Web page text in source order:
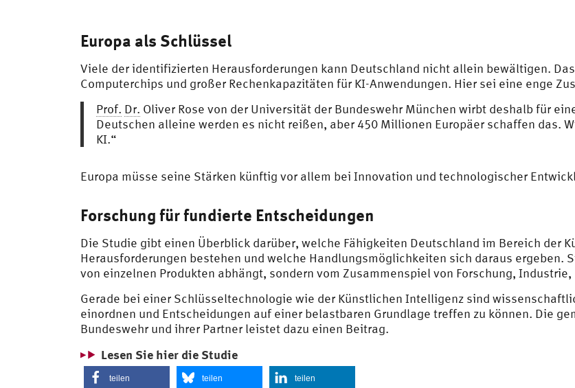
Europa als Schlüssel
Viele der identifizierten Herausforderungen kann Deutschland nicht allein bewältigen.
Computerchips und großer Rechenkapazitäten für KI-Anwendungen. Hier sei eine enge
Prof. Dr. Oliver Rose von der Universität der Bundeswehr München wirbt deshalb für
Deutschen alleine werden es nicht reißen, aber 450 Millionen Europäer schaffen das.
KI.“
Europa müsse seine Stärken künftig vor allem bei Innovation und technologischer
Forschung für fundierte Entscheidungen
Die Studie gibt einen Überblick darüber, welche Fähigkeiten Deutschland im Bereich der
Herausforderungen bestehen und welche Handlungsmöglichkeiten sich daraus ergeben.
von einzelnen Produkten abhängt, sondern vom Zusammenspiel von Forschung,
Gerade bei einer Schlüsseltechnologie wie der Künstlichen Intelligenz sind
einordnen und Entscheidungen auf einer belastbaren Grundlage treffen zu können. Die
Bundeswehr und ihrer Partner leistet dazu einen Beitrag.
Lesen Sie hier die Studie
teilen teilen teilen